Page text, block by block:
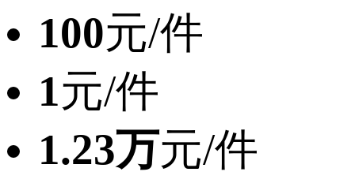
100元/件
1元/件
1.23万元/件